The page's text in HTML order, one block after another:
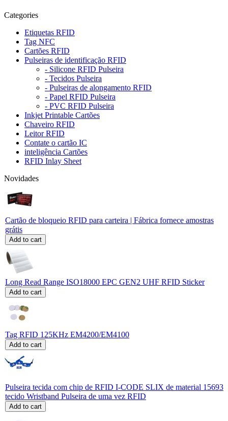
Categories
Etiquetas RFID
Tag NFC
Cartões RFID
Pulseiras de identificação RFID
- Silicone RFID Pulseira
- Tecidos Pulseira
- Pulseiras de alongamento RFID
- Papel RFID Pulseira
- PVC RFID Pulseira
Inkjet Printable Cartões
Chaveiro RFID
Leitor RFID
Contate o cartão IC
inteligência Cartões
RFID Inlay Sheet
Novidades
Cartão de bloqueio RFID para carteira | Fábrica fornece amostras
grátis
Add to cart
Long Read Range ISO18000 EPC GEN2 UHF RFID Sticker
Add to cart
Tag RFID 125KHz EM4200/EM4100
Add to cart
Pulseira tecida com chip de RFID I-CODE SLIX de material 15693
tecido Wristband Pulseira de uma vez RFID
Add to cart